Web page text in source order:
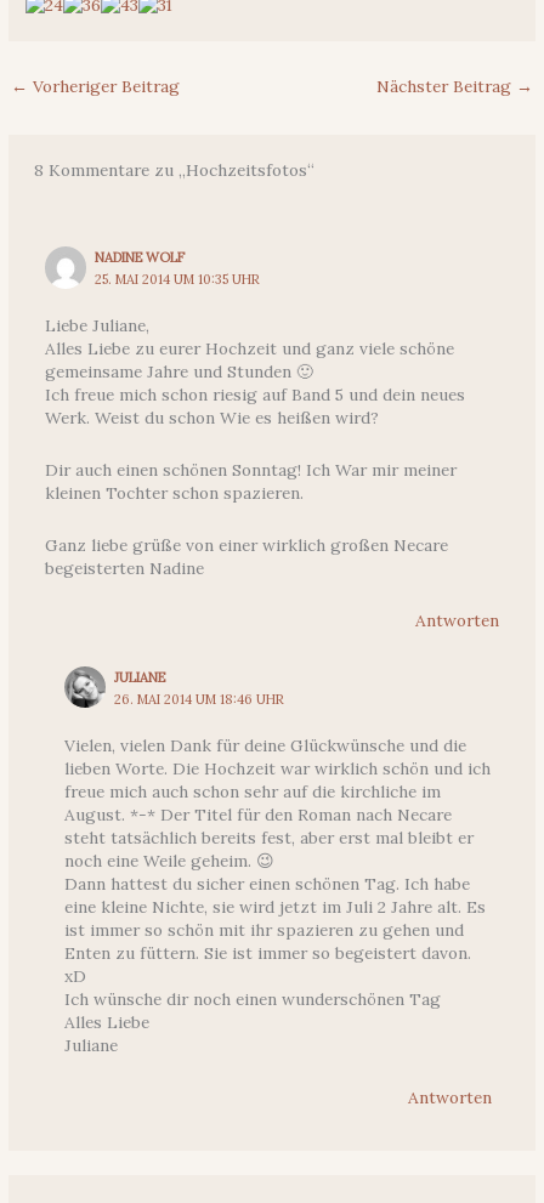
← Vorheriger Beitrag Nächster Beitrag →
8 Kommentare zu „Hochzeitsfotos“
NADINE WOLF
25. MAI 2014 UM 10:35 UHR
Liebe Juliane,
Alles Liebe zu eurer Hochzeit und ganz viele schöne
gemeinsame Jahre und Stunden 🙂
Ich freue mich schon riesig auf Band 5 und dein neues
Werk. Weist du schon Wie es heißen wird?
Dir auch einen schönen Sonntag! Ich War mir meiner
kleinen Tochter schon spazieren.
Ganz liebe grüße von einer wirklich großen Necare
begeisterten Nadine
Antworten
JULIANE
26. MAI 2014 UM 18:46 UHR
Vielen, vielen Dank für deine Glückwünsche und die
lieben Worte. Die Hochzeit war wirklich schön und ich
freue mich auch schon sehr auf die kirchliche im
August. *-* Der Titel für den Roman nach Necare
steht tatsächlich bereits fest, aber erst mal bleibt er
noch eine Weile geheim. 😉
Dann hattest du sicher einen schönen Tag. Ich habe
eine kleine Nichte, sie wird jetzt im Juli 2 Jahre alt. Es
ist immer so schön mit ihr spazieren zu gehen und
Enten zu füttern. Sie ist immer so begeistert davon.
xD
Ich wünsche dir noch einen wunderschönen Tag
Alles Liebe
Juliane
Antworten